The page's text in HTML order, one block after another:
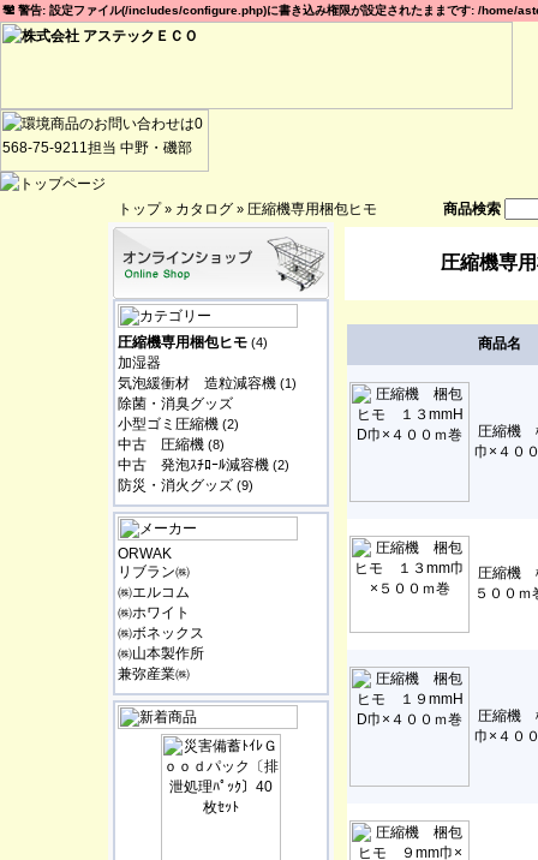
警告: 設定ファイル(/includes/configure.php)に書き込み権限が設定されたままです: /
トップ» カタログ » 圧縮機専用梱包ヒモ 商品検索
圧縮機専用梱包ヒモ (4)
加湿器
気泡緩衝材 造粒減容機 (1)
除菌・消臭グッズ
小型ゴミ圧縮機 (2)
中古 圧縮機 (8)
中古 発泡ｽﾁﾛｰﾙ減容機 (2)
防災・消火グッズ (9)
ORWAK
リブラン㈱
㈱エルコム
㈱ホワイト
㈱ボネックス
㈱山本製作所
兼弥産業㈱
圧縮機専
商品名
圧縮機
巾×４０
圧縮機
５００ｍ
圧縮機
巾×４０